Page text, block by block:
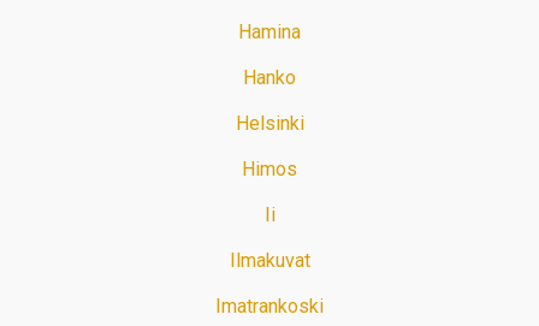
Hamina
Hanko
Helsinki
Himos
Ii
Ilmakuvat
Imatrankoski